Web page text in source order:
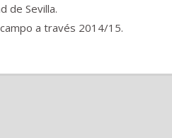
de Sevilla.
a través 2014/15.